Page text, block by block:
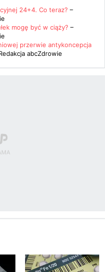
24+4. Co teraz? –
mogę być w ciąży? –
przerwie antykoncepcja
abcZdrowie